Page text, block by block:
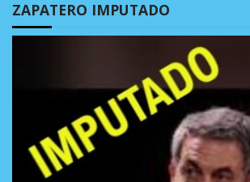
ZAPATERO IMPUTADO